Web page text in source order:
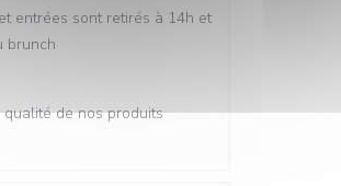
entrées sont retirés à 14h et
brunch
de nos produits